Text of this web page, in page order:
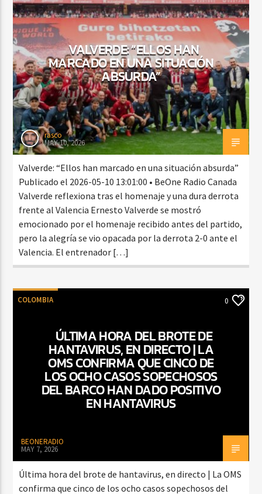
VALVERDE: “ELLOS HAN
MARCADO EN UNA SITUACIÓN
ABSURDA”
rasco
MAY 10, 2026
Valverde: “Ellos han marcado en una situación absurda”
Publicado el 2026-05-10 13:01:00 • BeOne Radio Canada
Valverde reflexiona tras el homenaje y una dura derrota
frente al Valencia Ernesto Valverde se mostró
emocionado por el homenaje recibido antes del partido,
pero la alegría se vio opacada por la derrota 2-0 ante el
Valencia. El entrenador […]
COLOMBIA 0
ÚLTIMA HORA DEL BROTE DE
HANTAVIRUS, EN DIRECTO | LA
OMS CONFIRMA QUE CINCO DE
LOS OCHO CASOS SOPECHOSOS
DEL BARCO HAN DADO POSITIVO
EN HANTAVIRUS
BEONERADIO
MAY 7, 2026
Última hora del brote de hantavirus, en directo | La OMS
confirma que cinco de los ocho casos sopechosos del